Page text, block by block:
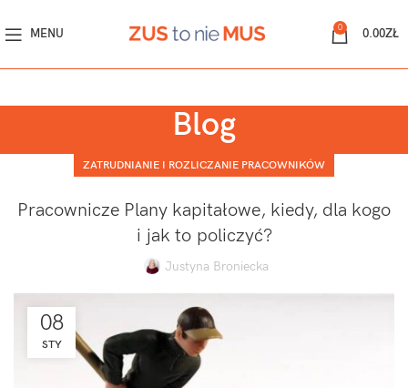
MENU 0 0.00ZŁ
Blog
ZATRUDNIANIE I ROZLICZANIE PRACOWNIKÓW
Pracownicze Plany kapitałowe, kiedy, dla kogo
i jak to policzyć?
Justyna Broniecka
08
STY